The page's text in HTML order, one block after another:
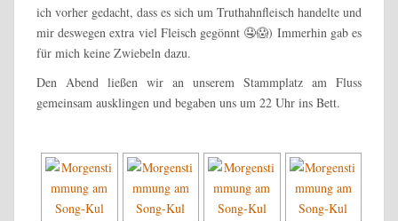
ich vorher gedacht, dass es sich um Truthahnfleisch handelte und
mir deswegen extra viel Fleisch gegönnt 🤤😱) Immerhin gab es
für mich keine Zwiebeln dazu.
Den Abend ließen wir an unserem Stammplatz am Fluss
gemeinsam ausklingen und begaben uns um 22 Uhr ins Bett.